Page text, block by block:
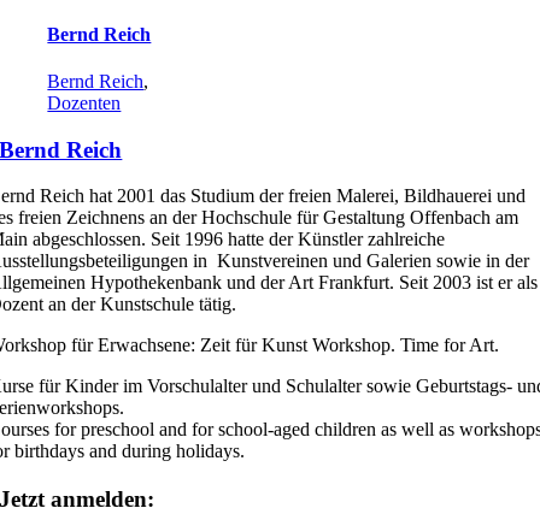
Bernd Reich
Bernd Reich,
Dozenten
Bernd Reich
Reich hat 2001 das Studium der freien Malerei, Bildhauerei und
freien Zeichnens an der Hochschule für Gestaltung Offenbach am
abgeschlossen. Seit 1996 hatte der Künstler zahlreiche
in Kunstvereinen und Galerien sowie in der
Hypothekenbank und der Art Frankfurt. Seit 2003 ist er als
an der Kunstschule tätig.
für Erwachsene: Zeit für Kunst Workshop. Time for Art.
für Kinder im Vorschulalter und Schulalter sowie Geburtstags-
for preschool and for school-aged children as well as
birthdays and during holidays.
Jetzt anmelden: